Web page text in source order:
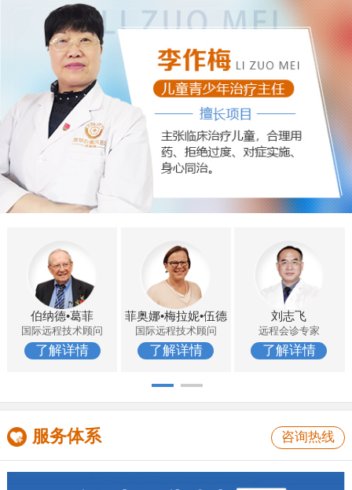
伯纳德•葛菲
国际远程技术顾问
了解详情
菲奥娜•梅拉妮•伍德
国际远程技术顾问
了解详情
刘志飞
远程会诊专家
了解详情
咨询热线
服务体系